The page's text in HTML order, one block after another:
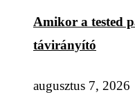
Amikor a tested
távirányító
augusztus 7, 2026